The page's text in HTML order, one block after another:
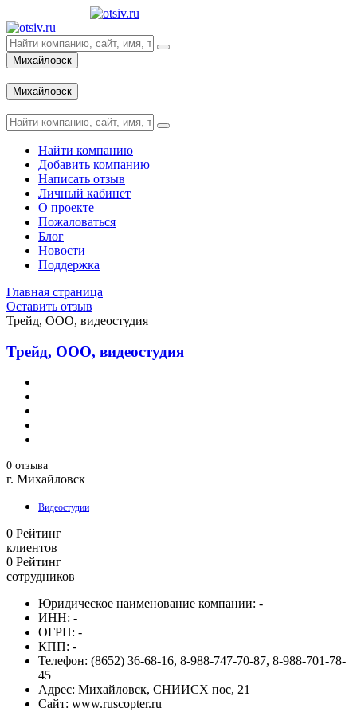
Михайловск
Михайловск
Найти компанию
Добавить компанию
Написать отзыв
Личный кабинет
О проекте
Пожаловаться
Блог
Новости
Поддержка
Главная страница
Оставить отзыв
Трейд, ООО, видеостудия
Трейд, ООО, видеостудия
0 отзыва
г. Михайловск
Видеостудии
0 Рейтинг
клиентов
0 Рейтинг
сотрудников
Юридическое наименование компании: -
ИНН: -
ОГРН: -
КПП: -
Телефон: (8652) 36-68-16, 8-988-747-70-87, 8-988-701-78-
45
Адрес: Михайловск, СНИИСХ пос, 21
Сайт: www.ruscopter.ru